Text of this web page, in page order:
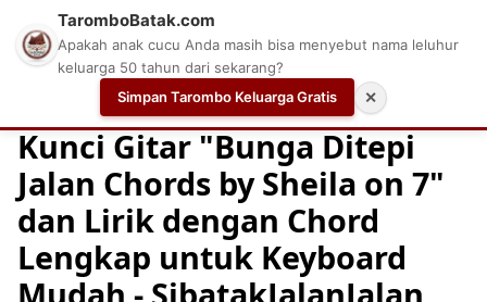
Chord Chord Gitar Easy Guitar Tabs
Kunci Gitar "Bunga Ditepi
Jalan Chords by Sheila on 7"
dan Lirik dengan Chord
Lengkap untuk Keyboard
TaromboBatak.com
Apakah anak cucu Anda masih bisa menyebut nama leluhur
keluarga 50 tahun dari sekarang?
Simpan Tarombo Keluarga Gratis
✕